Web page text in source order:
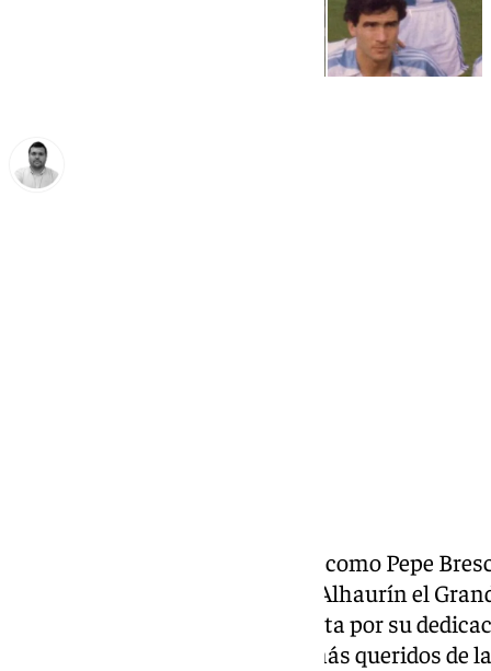
José Brescia Sánchez, conocido como Pepe
edad. El exfutbolista nacido en Alhaurín el
a la historia del fútbol malaguista por su
por ser uno de los canteranos más queridos de